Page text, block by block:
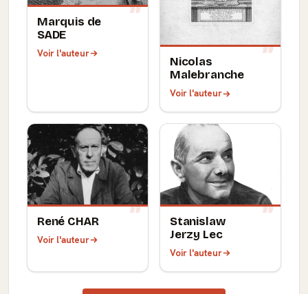
Marquis de
SADE
Voir l'auteur
Nicolas
Malebranche
Voir l'auteur
René CHAR
Voir l'auteur
Stanislaw
Jerzy Lec
Voir l'auteur